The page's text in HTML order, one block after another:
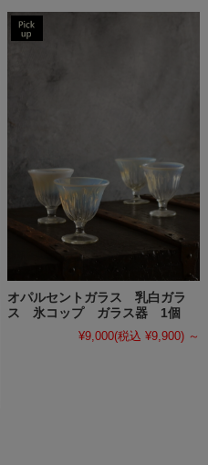
オパルセントガラス 乳白ガラ
ス 氷コップ ガラス器 1個
¥9,000(税込 ¥9,900) ～